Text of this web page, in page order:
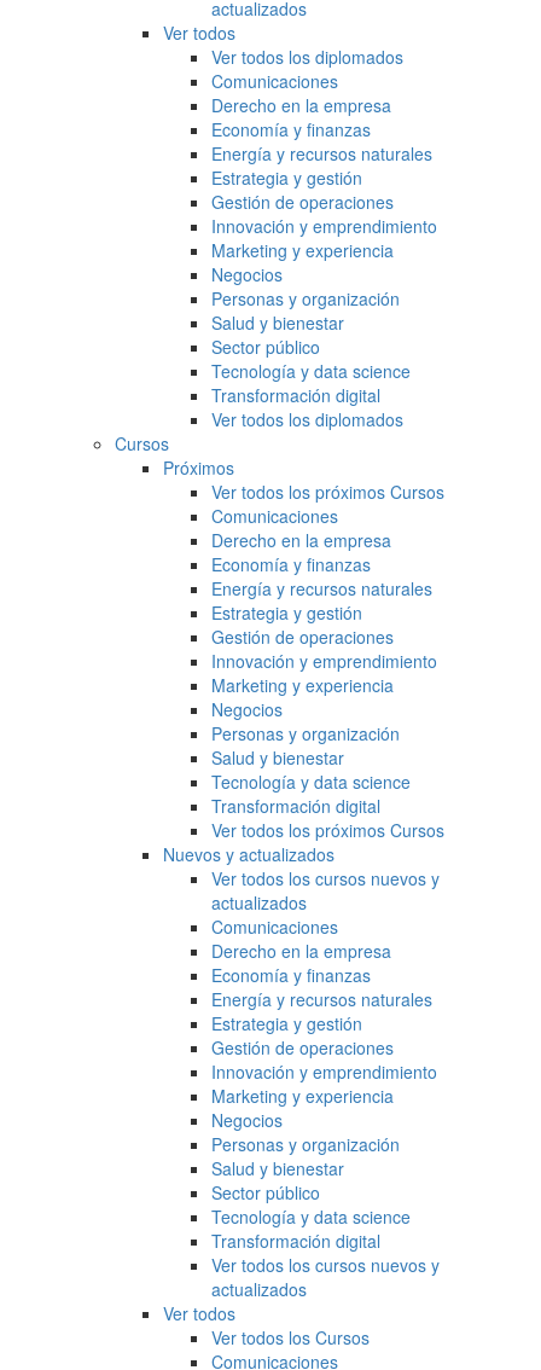
actualizados
Ver todos
Ver todos los diplomados
Comunicaciones
Derecho en la empresa
Economía y finanzas
Energía y recursos naturales
Estrategia y gestión
Gestión de operaciones
Innovación y emprendimiento
Marketing y experiencia
Negocios
Personas y organización
Salud y bienestar
Sector público
Tecnología y data science
Transformación digital
Ver todos los diplomados
Cursos
Próximos
Ver todos los próximos Cursos
Comunicaciones
Derecho en la empresa
Economía y finanzas
Energía y recursos naturales
Estrategia y gestión
Gestión de operaciones
Innovación y emprendimiento
Marketing y experiencia
Negocios
Personas y organización
Salud y bienestar
Tecnología y data science
Transformación digital
Ver todos los próximos Cursos
Nuevos y actualizados
Ver todos los cursos nuevos y
actualizados
Comunicaciones
Derecho en la empresa
Economía y finanzas
Energía y recursos naturales
Estrategia y gestión
Gestión de operaciones
Innovación y emprendimiento
Marketing y experiencia
Negocios
Personas y organización
Salud y bienestar
Sector público
Tecnología y data science
Transformación digital
Ver todos los cursos nuevos y
actualizados
Ver todos
Ver todos los Cursos
Comunicaciones